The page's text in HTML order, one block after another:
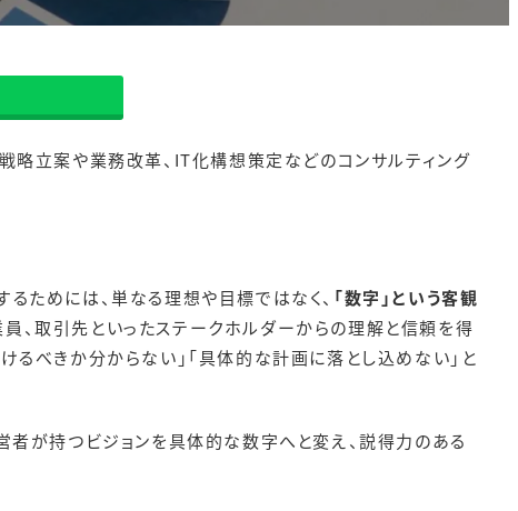
略立案や業務改革、IT化構想策定などのコンサルティング
ためには、単なる理想や目標ではなく、 「数字」という客観
、取引先といったステークホルダーからの理解と信頼を得
るべきか分からない」「具体的な計画に落とし込めない」と
者が持つビジョンを具体的な数字へと変え、説得力のある